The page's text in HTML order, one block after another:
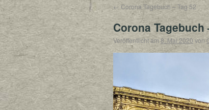
← Corona Tagebuch – Tag 52
Corona Tagebuch
Veröffentlicht am 8. Mai 2020 von